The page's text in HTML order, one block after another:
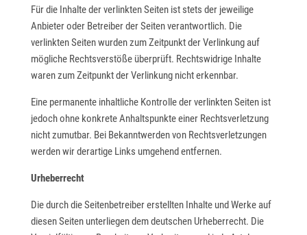
Für die Inhalte der verlinkten Seiten ist stets der jeweilige
Anbieter oder Betreiber der Seiten verantwortlich. Die
verlinkten Seiten wurden zum Zeitpunkt der Verlinkung auf
mögliche Rechtsverstöße überprüft. Rechtswidrige Inhalte
waren zum Zeitpunkt der Verlinkung nicht erkennbar.
Eine permanente inhaltliche Kontrolle der verlinkten Seiten ist
jedoch ohne konkrete Anhaltspunkte einer Rechtsverletzung
nicht zumutbar. Bei Bekanntwerden von Rechtsverletzungen
werden wir derartige Links umgehend entfernen.
Urheberrecht
Die durch die Seitenbetreiber erstellten Inhalte und Werke auf
diesen Seiten unterliegen dem deutschen Urheberrecht. Die